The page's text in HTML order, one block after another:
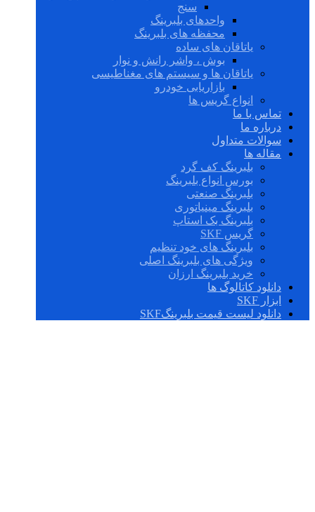
سنج
واحدهای بلبرینگ
محفظه های بلبرینگ
یاتاقان های ساده
بوش ، واشر رانش و نوار
یاتاقان ها و سیستم های مغناطیسی
بازاریابی خودرو
انواع گریس ها
تماس با ما
درباره ما
سوالات متداول
مقاله ها
بلبرینگ کف گرد
بورس انواع بلبرینگ
بلبرینگ صنعتی
بلبرینگ مینیاتوری
بلبرینگ بک استاپ
گریس SKF
بلبرینگ های خود تنظیم
ویژگی های بلبرینگ اصلی
خرید بلبرینگ ارزان
دانلود کاتالوگ ها
ابزار SKF
دانلود لیست قیمت بلبرینگSKF